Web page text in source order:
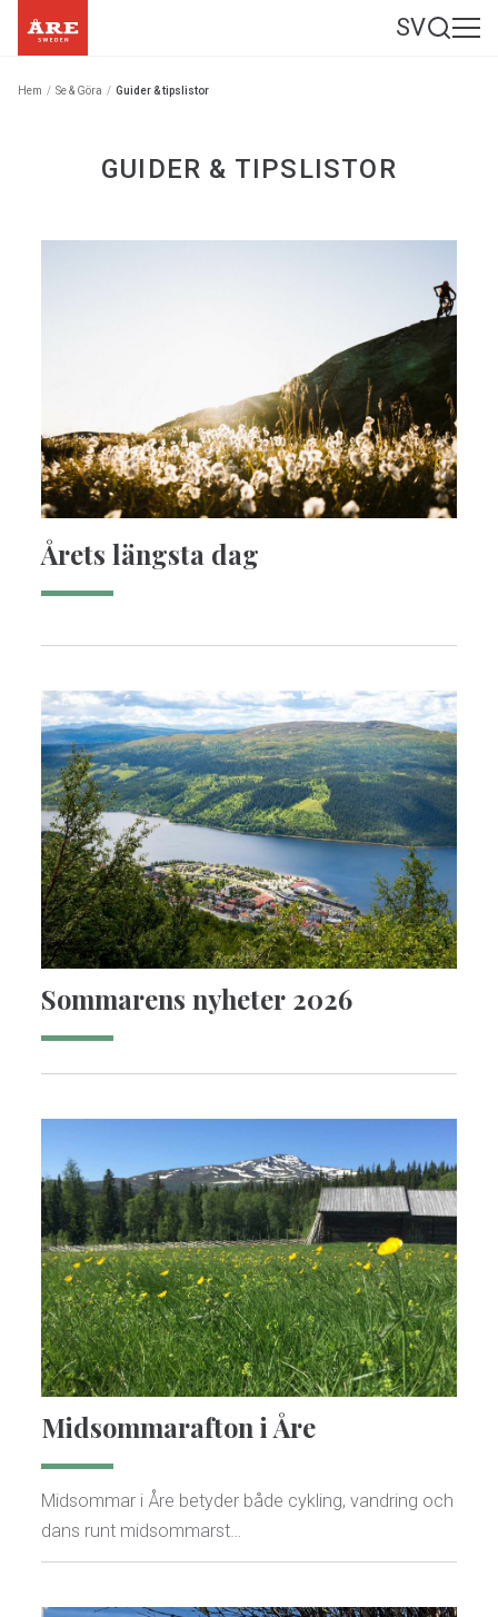
SV
Hem / Se & Göra / Guider & tipslistor
GUIDER & TIPSLISTOR
Årets längsta dag
Sommarens nyheter 2026
Midsommarafton i Åre
Midsommar i Åre betyder både cykling, vandring och
dans runt midsommarst…